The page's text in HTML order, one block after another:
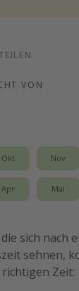
VON
Okt Nov
Apr Mai
sich nach
sehnen,
Zeit: